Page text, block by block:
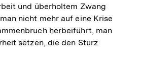
und überholtem Zwang
nicht mehr auf eine Krise
herbeiführt, man
setzen, die den Sturz